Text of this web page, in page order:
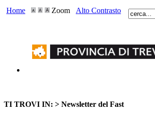
Home Zoom Alto Contrasto
TI TROVI IN: > Newsletter del Fast